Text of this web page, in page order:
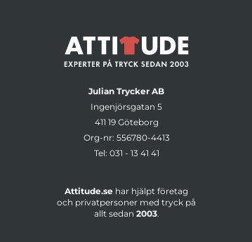
Julian Trycker AB
Ingenjörsgatan 5
411 19 Göteborg
Org-nr: 556780-4413
Tel: 031 - 13 41 41
Attitude.se har hjälpt företag
och privatpersoner med tryck på
allt sedan 2003.